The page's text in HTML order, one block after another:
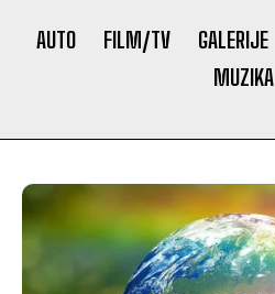
AUTO FILM/TV GALERIJE
MUZIKA